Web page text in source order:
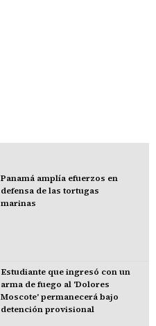
Panamá amplía efuerzos en
defensa de las tortugas
marinas
Estudiante que ingresó con un
arma de fuego al 'Dolores
Moscote' permanecerá bajo
detención provisional